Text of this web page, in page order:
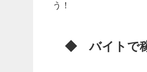
う！
◆ バイトで稼